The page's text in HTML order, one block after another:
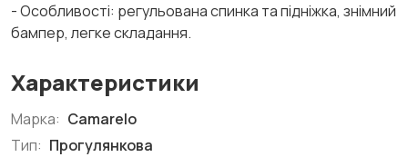
- Особливості: регульована спинка та підніжка, знімний
бампер, легке складання.
Характеристики
Марка: Camarelo
Тип: Прогулянкова